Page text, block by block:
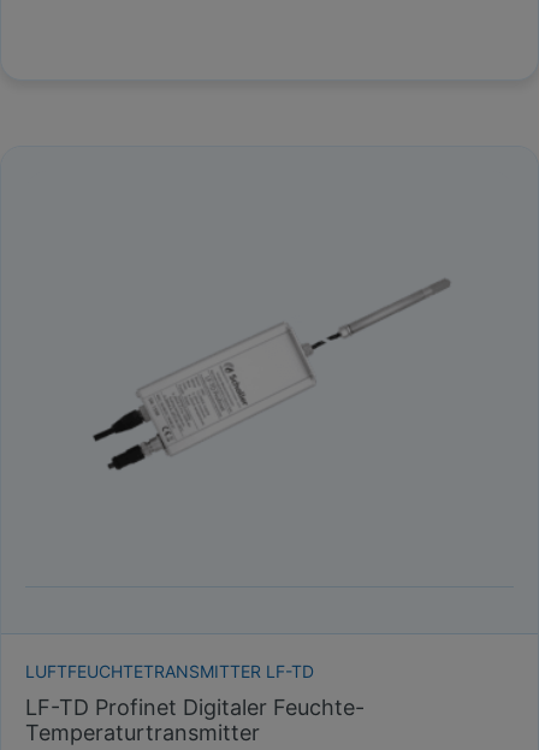
LUFTFEUCHTETRANSMITTER LF-TD
LF-TD Profinet Digitaler Feuchte-
Temperaturtransmitter